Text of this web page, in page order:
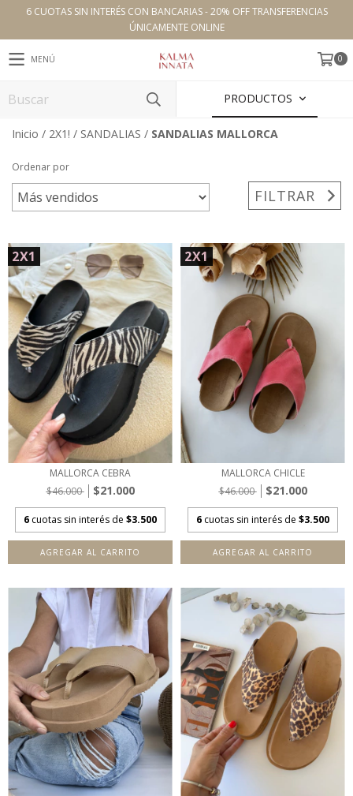
6 CUOTAS SIN INTERÉS CON BANCARIAS - 20% OFF TRANSFERENCIAS
ÚNICAMENTE ONLINE
MENÚ 0
PRODUCTOS
Inicio / 2X1! / SANDALIAS / SANDALIAS MALLORCA
Ordenar por
FILTRAR
2X1
MALLORCA CEBRA
$46.000
$21.000
6 cuotas sin interés de $3.500
AGREGAR AL CARRITO
2X1
MALLORCA CHICLE
$46.000
$21.000
6 cuotas sin interés de $3.500
AGREGAR AL CARRITO